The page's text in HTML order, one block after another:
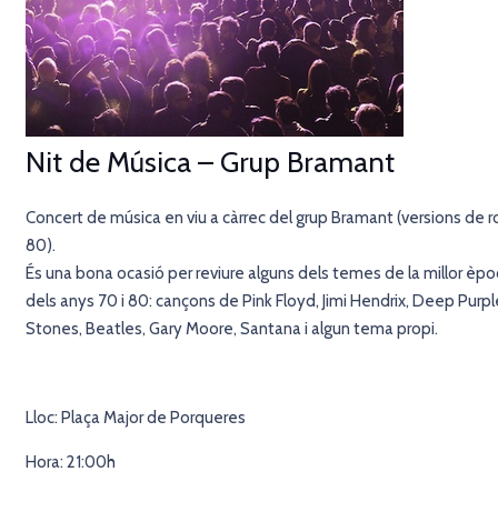
Nit de Música – Grup Bramant
Concert de música en viu a càrrec del grup Bramant (versions de
80).
És una bona ocasió per reviure alguns dels temes de la millor
dels anys 70 i 80: cançons de Pink Floyd, Jimi Hendrix, Deep
Stones, Beatles, Gary Moore, Santana i algun tema propi.
Lloc: Plaça Major de Porqueres
Hora: 21:00h